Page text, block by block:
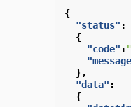
{
"status" :
{
"code" :
},
"data" :
{